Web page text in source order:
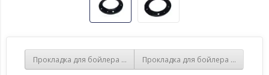
Прокладка для бойлера Gorenje (не оригінальна). Для моделей
Прокладка для бойлера Atlantic